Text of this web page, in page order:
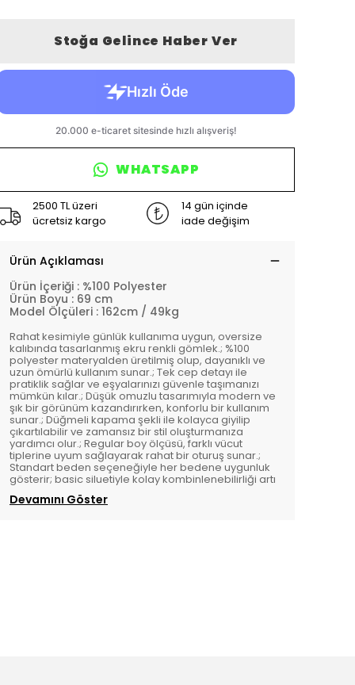
Stoğa Gelince Haber Ver
WHATSAPP
2500 TL üzeri
ücretsiz kargo
14 gün içinde
iade değişim
Ürün Açıklaması
Ürün İçeriği : %100 Polyester
Ürün Boyu : 69 cm
Model Ölçüleri : 162cm / 49kg
Rahat kesimiyle günlük kullanıma uygun, oversize
kalıbında tasarlanmış ekru renkli gömlek.; %100
polyester materyalden üretilmiş olup, dayanıklı ve
uzun ömürlü kullanım sunar.; Tek cep detayı ile
pratiklik sağlar ve eşyalarınızı güvenle taşımanızı
mümkün kılar.; Düşük omuzlu tasarımıyla modern ve
şık bir görünüm kazandırırken, konforlu bir kullanım
sunar.; Düğmeli kapama şekli ile kolayca giyilip
çıkartılabilir ve zamansız bir stil oluşturmanıza
yardımcı olur.; Regular boy ölçüsü, farklı vücut
tiplerine uyum sağlayarak rahat bir oturuş sunar.;
Standart beden seçeneğiyle her bedene uygunluk
gösterir; basic siluetiyle kolay kombinlenebilirliği artı
Devamını Göster